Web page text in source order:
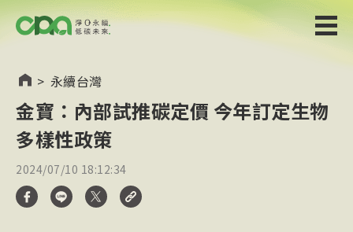
> 永續台灣
金寶：內部試推碳定價 今年訂定生物
多樣性政策
2024/07/10 18:12:34